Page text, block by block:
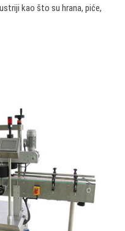
kao što su hrana, piće,